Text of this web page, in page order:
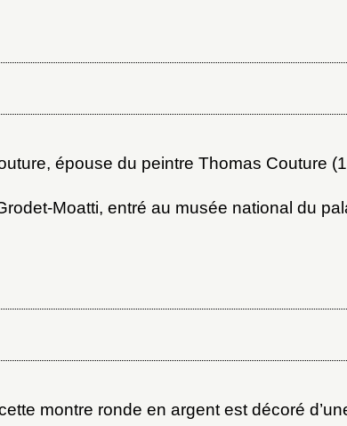
épouse du peintre Thomas Couture
Moatti, entré au musée national du
montre ronde en argent est décoré
Vous avez oublié votre mot de passe ?Cliquez ici